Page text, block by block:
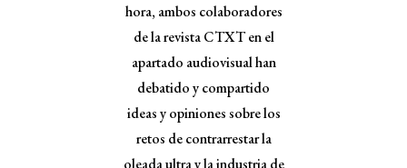
hora, ambos colaboradores
de la revista CTXT en el
apartado audiovisual han
debatido y compartido
ideas y opiniones sobre los
retos de contrarrestar la
oleada ultra y la industria de